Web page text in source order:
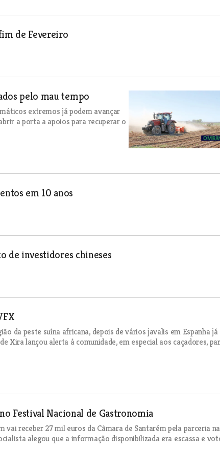
de Fevereiro
pelo mau tempo
extremos já podem avançar
a porta a apoios para recuperar o
em 10 anos
de investidores chineses
da peste suína africana, depois de vários javalis em Espanha já
Xira lançou alerta à comunidade, em especial aos caçadores,
Festival Nacional de Gastronomia
vai receber 27 mil euros da Câmara de Santarém pela parceria na
alegou que a informação disponibilizada era escassa e